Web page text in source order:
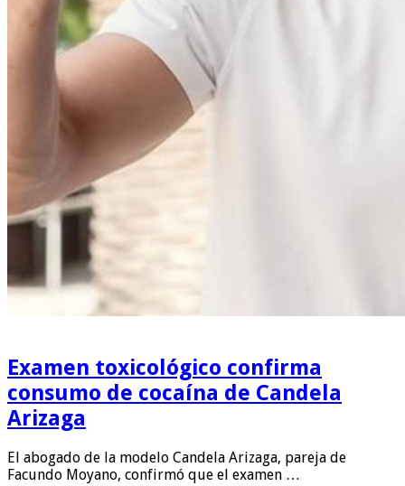
Examen toxicológico confirma
consumo de cocaína de Candela
Arizaga
El abogado de la modelo Candela Arizaga, pareja de
Facundo Moyano, confirmó que el examen …